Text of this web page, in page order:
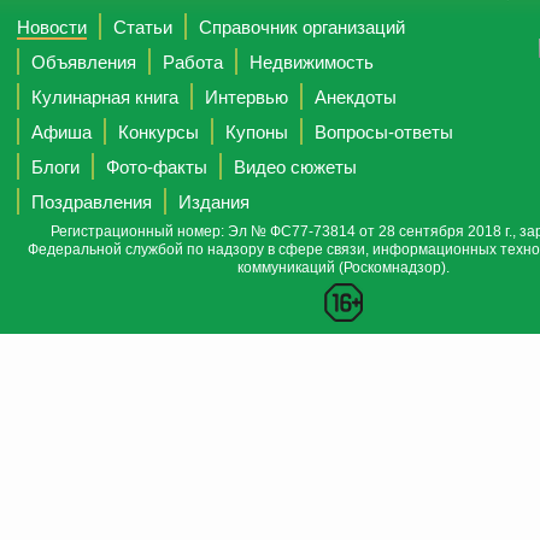
Новости Статьи
Справочник организаций
Объявления
Работа
Недвижимость
Кулинарная книга
Интервью
Анекдоты
Афиша
Конкурсы Купоны
Вопросы-ответы
Блоги
Фото-факты
Видео сюжеты
Поздравления
Издания
Регистрационный номер: Эл № ФС77-73814 от 28 сентября 2018 г.,
Федеральной службой по надзору в сфере связи, информационных
коммуникаций (Роскомнадзор).